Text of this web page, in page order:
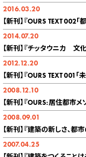
2016.03.20
【新刊】『OURS TEXT 002
2014.07.20
【新刊】『チッタウニカ 文
2012.12.20
【新刊】『OURS TEXT 001
2008.12.10
【新刊】『OURS:居住都市メ
2008.09.01
【新刊】『建築の新しさ、都
2007.04.25